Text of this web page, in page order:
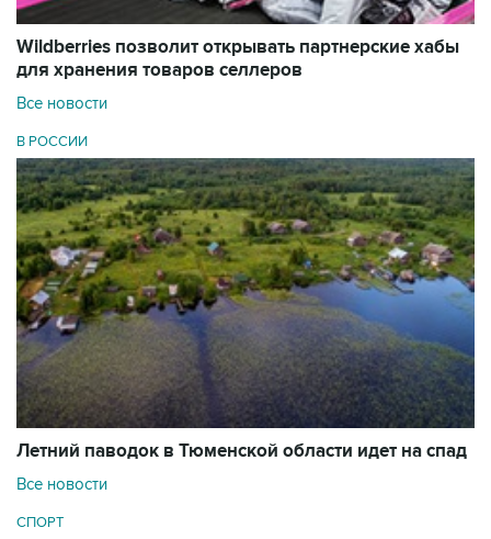
Wildberries позволит открывать партнерские хабы
для хранения товаров селлеров
Все новости
В РОССИИ
Летний паводок в Тюменской области идет на спад
Все новости
СПОРТ